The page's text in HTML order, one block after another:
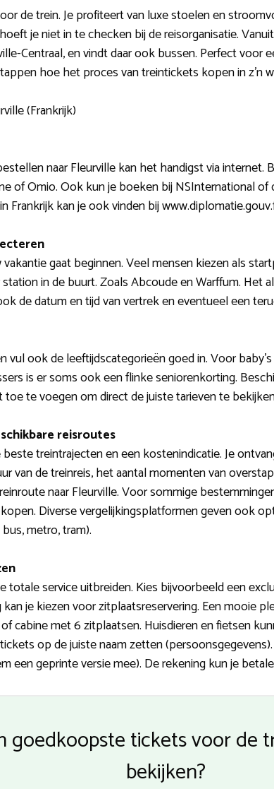
de trein. Je profiteert van luxe stoelen en
je niet in te checken bij de reisorganisatie.
Centraal, en vindt daar ook bussen. Perfect voor
hoe het proces van treintickets kopen in z’n
(Frankrijk)
naar Fleurville kan het handigst via
of Omio. Ook kun je boeken bij NSInternational
Frankrijk kan je ook vinden bij
gaat beginnen. Veel mensen kiezen als
in de buurt. Zoals Abcoude en Warffum.
de datum en tijd van vertrek en eventueel een
vul ook de leeftijdscategorieën goed in. Voor
is er soms ook een flinke seniorenkorting.
toe te voegen om direct de juiste tarieven te
reisroutes
treintrajecten en een kostenindicatie. Je
van de treinreis, het aantal momenten van
naar Fleurville. Voor sommige
Diverse vergelijkingsplatformen geven ook
metro, tram).
totale service uitbreiden. Kies bijvoorbeeld een
je kiezen voor zitplaatsreservering. Een mooie
cabine met 6 zitplaatsen. Huisdieren en fietsen
op de juiste naam zetten
een geprinte versie mee). De rekening kun je
goedkoopste tickets voor de
bekijken?